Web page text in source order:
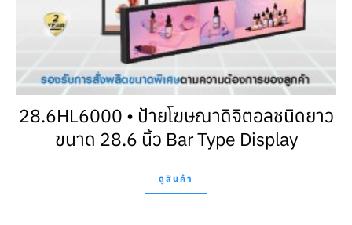
28.6HL6000 • ป้ายโฆษณาดิจิตอลชนิดยาว
ขนาด 28.6 นิ้ว Bar Type Display
ดูสินค้า